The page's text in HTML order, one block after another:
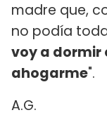
madre que,
no podía
voy a dormir
ahogarme".
A.G.